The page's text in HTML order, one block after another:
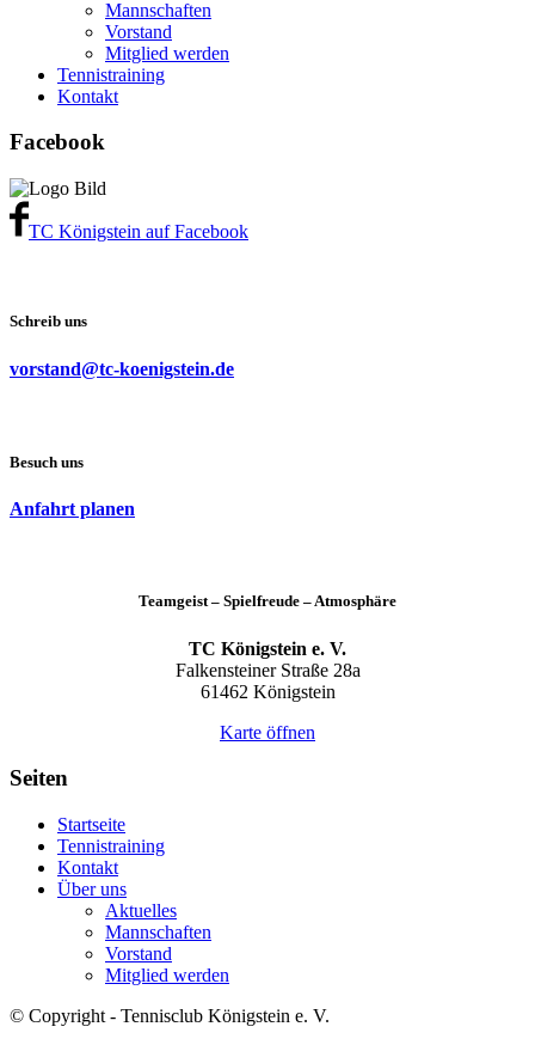
Mannschaften
Vorstand
Mitglied werden
Tennistraining
Kontakt
Facebook
TC Königstein auf Facebook
Schreib uns
vorstand@tc-koenigstein.de
Besuch uns
Anfahrt planen
Teamgeist – Spielfreude – Atmosphäre
TC Königstein e. V.
Falkensteiner Straße 28a
61462 Königstein
Karte öffnen
Seiten
Startseite
Tennistraining
Kontakt
Über uns
Aktuelles
Mannschaften
Vorstand
Mitglied werden
© Copyright - Tennisclub Königstein e. V.